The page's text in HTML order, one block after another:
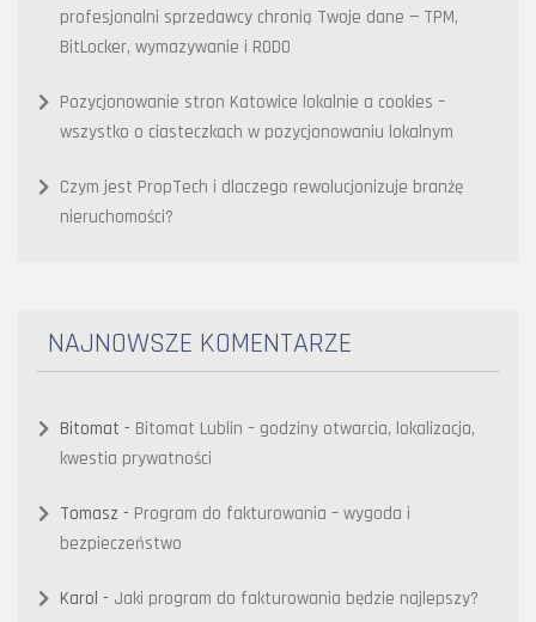
profesjonalni sprzedawcy chronią Twoje dane — TPM,
BitLocker, wymazywanie i RODO
Pozycjonowanie stron Katowice lokalnie a cookies –
wszystko o ciasteczkach w pozycjonowaniu lokalnym
Czym jest PropTech i dlaczego rewolucjonizuje branżę
nieruchomości?
NAJNOWSZE KOMENTARZE
Bitomat - Bitomat Lublin – godziny otwarcia, lokalizacja,
kwestia prywatności
Tomasz - Program do fakturowania – wygoda i
bezpieczeństwo
Karol - Jaki program do fakturowania będzie najlepszy?